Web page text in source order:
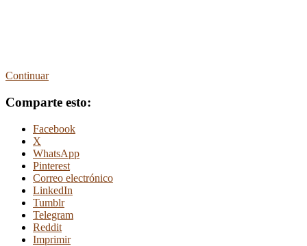
Continuar
Comparte esto:
Facebook
X
WhatsApp
Pinterest
Correo electrónico
LinkedIn
Tumblr
Telegram
Reddit
Imprimir